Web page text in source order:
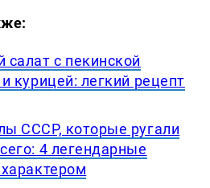
салат с пекинской
курицей: легкий рецепт
СССР, которые ругали
4 легендарные